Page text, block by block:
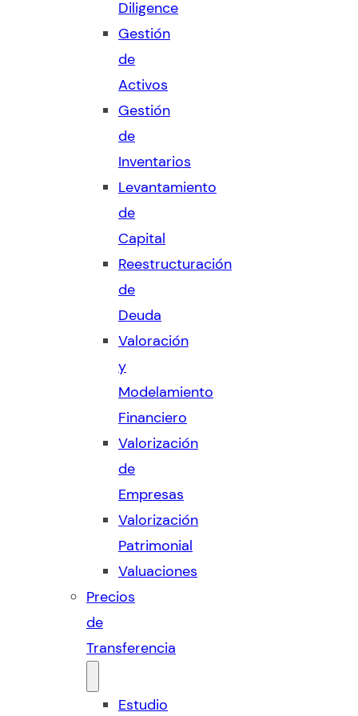
Diligence
Gestión
de
Activos
Gestión
de
Inventarios
Levantamiento
de
Capital
Reestructuración
de
Deuda
Valoración
y
Modelamiento
Financiero
Valorización
de
Empresas
Valorización
Patrimonial
Valuaciones
Precios
de
Transferencia
Estudio